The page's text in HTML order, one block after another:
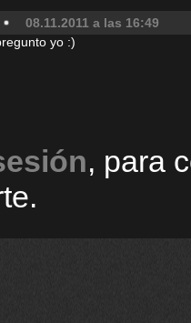
08.11.2011 a las 16:49
yo :)
, para